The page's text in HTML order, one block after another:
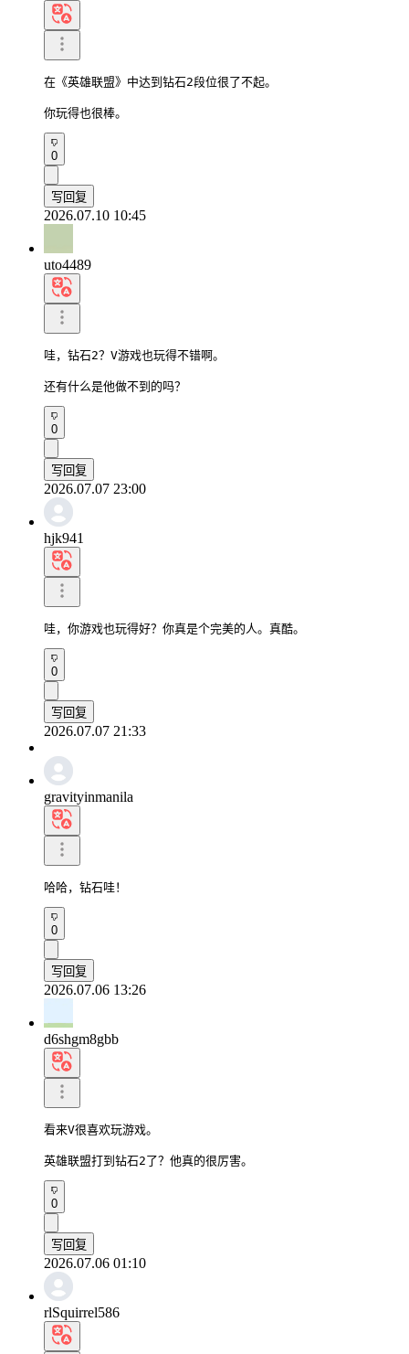
在《英雄联盟》中达到钻石2段位很了不起。
你玩得也很棒。
0
写回复
2026.07.10 10:45
uto4489
哇，钻石2？V游戏也玩得不错啊。
还有什么是他做不到的吗？
0
写回复
2026.07.07 23:00
hjk941
哇，你游戏也玩得好？你真是个完美的人。真酷。
0
写回复
2026.07.07 21:33
gravityinmanila
哈哈，钻石哇！
0
写回复
2026.07.06 13:26
d6shgm8gbb
看来V很喜欢玩游戏。
英雄联盟打到钻石2了？他真的很厉害。
0
写回复
2026.07.06 01:10
rlSquirrel586